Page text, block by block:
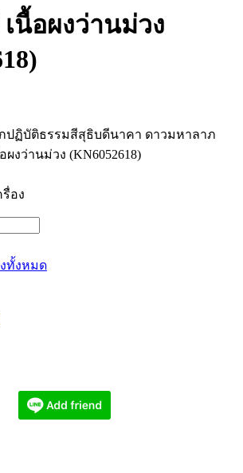
นื้อผงว่านม่วง
ปฏิบัติธรรมสีสุธิบดีนาคา ดาวมหาลาภ
ผงว่านม่วง (KN6052618)
อง
ทั้งหมด